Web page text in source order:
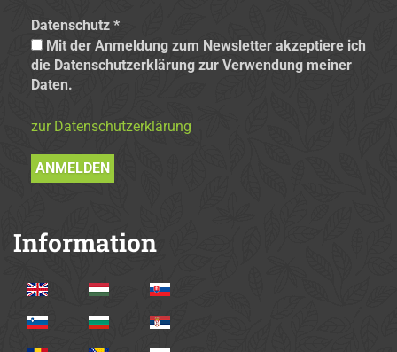
Datenschutz *
Mit der Anmeldung zum Newsletter akzeptiere ich
die Datenschutzerklärung zur Verwendung meiner
Daten.
zur Datenschutzerklärung
Information